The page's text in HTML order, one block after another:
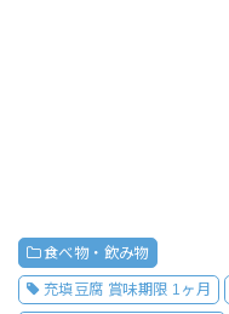
食べ物・飲み物
充填豆腐 賞味期限 1ヶ月